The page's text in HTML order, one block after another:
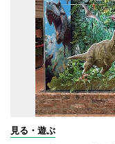
見る・遊ぶ